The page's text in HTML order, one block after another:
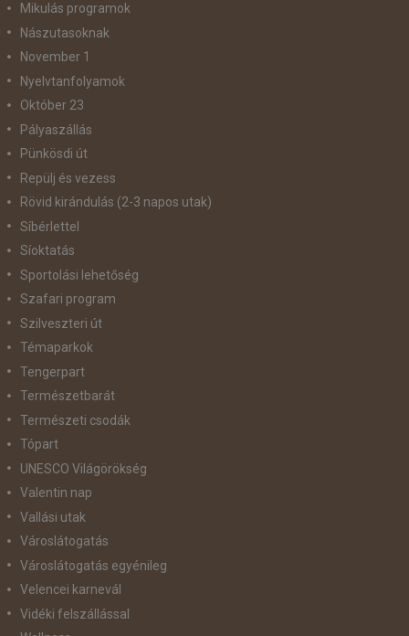
Mikulás programok
Nászutasoknak
November 1
Nyelvtanfolyamok
Október 23
Pályaszállás
Pünkösdi út
Repülj és vezess
Rövid kirándulás (2-3 napos utak)
Síbérlettel
Síoktatás
Sportolási lehetőség
Szafari program
Szilveszteri út
Témaparkok
Tengerpart
Természetbarát
Természeti csodák
Tópart
UNESCO Világörökség
Valentin nap
Vallási utak
Városlátogatás
Városlátogatás egyénileg
Velencei karnevál
Vidéki felszállással